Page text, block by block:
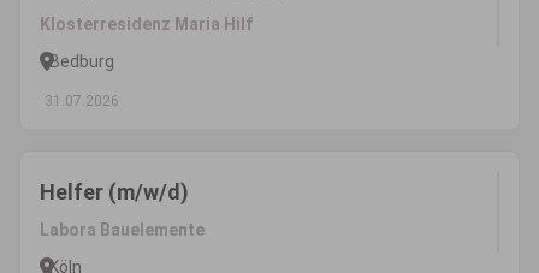
Klosterresidenz Maria Hilf
Bedburg
31.07.2026
Helfer (m/w/d)
Labora Bauelemente
Köln